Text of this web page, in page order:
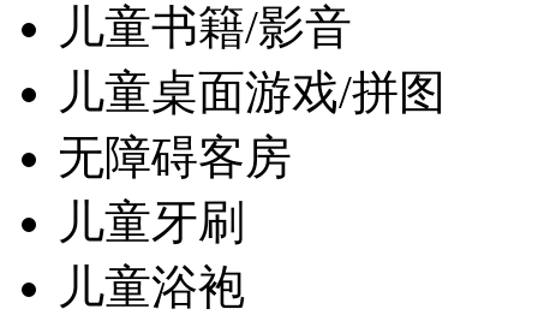
儿童书籍/影音
儿童桌面游戏/拼图
无障碍客房
儿童牙刷
儿童浴袍